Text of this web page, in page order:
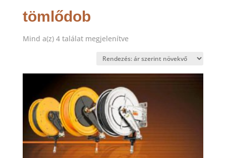
tömlődob
Mind a(z) 4 találat megjelenítveSorted
price:
low
to
high